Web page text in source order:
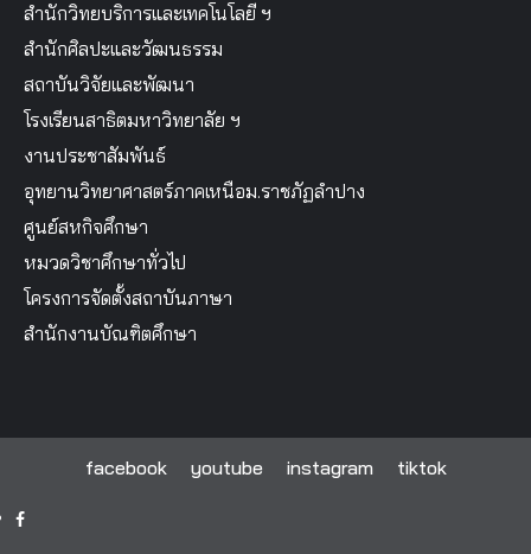
สำนักวิทยบริการและเทคโนโลยี ฯ
สำนักศิลปะและวัฒนธรรม
สถาบันวิจัยและพัฒนา
โรงเรียนสาธิตมหาวิทยาลัย ฯ
งานประชาสัมพันธ์
อุทยานวิทยาศาสตร์ภาคเหนือม.ราชภัฏลำปาง
ศูนย์สหกิจศึกษา
หมวดวิชาศึกษาทั่วไป
โครงการจัดตั้งสถาบันภาษา
สำนักงานบัณฑิตศึกษา
facebook youtube instagram tiktok
facebook